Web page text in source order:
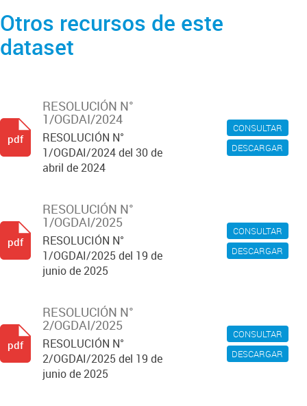
Otros recursos de este
dataset
CONSULTAR
DESCARGAR
RESOLUCIÓN N°
1/OGDAI/2024
RESOLUCIÓN N°
1/OGDAI/2024 del 30 de
abril de 2024
pdf
CONSULTAR
DESCARGAR
RESOLUCIÓN N°
1/OGDAI/2025
RESOLUCIÓN N°
1/OGDAI/2025 del 19 de
junio de 2025
pdf
CONSULTAR
DESCARGAR
RESOLUCIÓN N°
2/OGDAI/2025
RESOLUCIÓN N°
2/OGDAI/2025 del 19 de
junio de 2025
pdf